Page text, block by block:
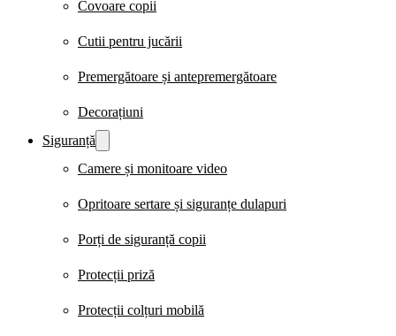
Covoare copii
Cutii pentru jucării
Premergătoare și antepremergătoare
Decorațiuni
Siguranță
Camere și monitoare video
Opritoare sertare și siguranțe dulapuri
Porți de siguranță copii
Protecții priză
Protecții colțuri mobilă